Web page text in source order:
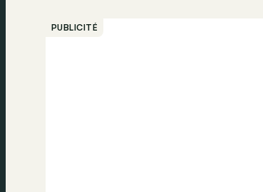
PUBLICITÉ